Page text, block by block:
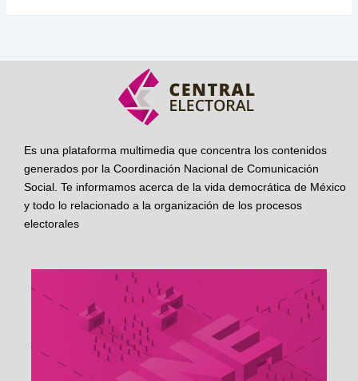
Es una plataforma multimedia que concentra los contenidos
generados por la Coordinación Nacional de Comunicación
Social. Te informamos acerca de la vida democrática de México
y todo lo relacionado a la organización de los procesos
electorales